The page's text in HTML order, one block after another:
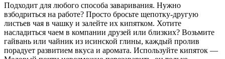
Подходит для любого способа заваривания. Нужно
взбодриться на работе? Просто бросьте щепотку-другую
листьев чая в чашку и залейте их кипятком. Хотите
насладиться чаем в компании друзей или близких? Возьмите
гайвань или чайник из исинской глины, каждый пролив
порадует развитием вкуса и аромата. Используйте кипяток —